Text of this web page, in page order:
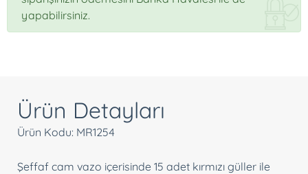
yapabilirsiniz.
Ürün Detayları
Ürün Kodu: MR1254
Şeffaf cam vazo içerisinde 15 adet kırmızı güller ile